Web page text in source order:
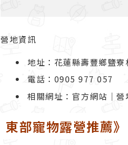
營地資訊
地址：花蓮縣壽豐鄉鹽
電話：0905 977 057
相關網址： 官方網站 ｜ 營
東部寵物露營推薦